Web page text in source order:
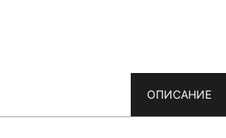
ОПИСАНИЕ